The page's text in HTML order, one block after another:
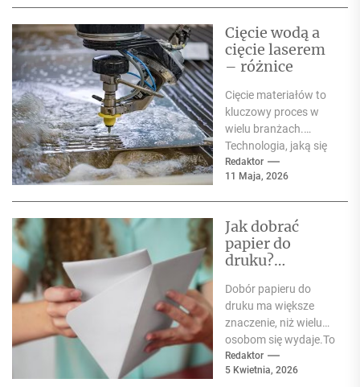
Cięcie wodą a
cięcie laserem
– różnice
Cięcie materiałów to
kluczowy proces w
wielu branżach.
Technologia, jaką się
do tego wykorzystuje,
ma ogromne
Redaktor
11 Maja, 2026
Jak dobrać
papier do
druku?
początkujących
Dobór papieru do
druku ma większe
znaczenie, niż wielu
osobom się wydaje.To
nie jest wyłącznie
kwestia ceny czy
Redaktor
5 Kwietnia, 2026